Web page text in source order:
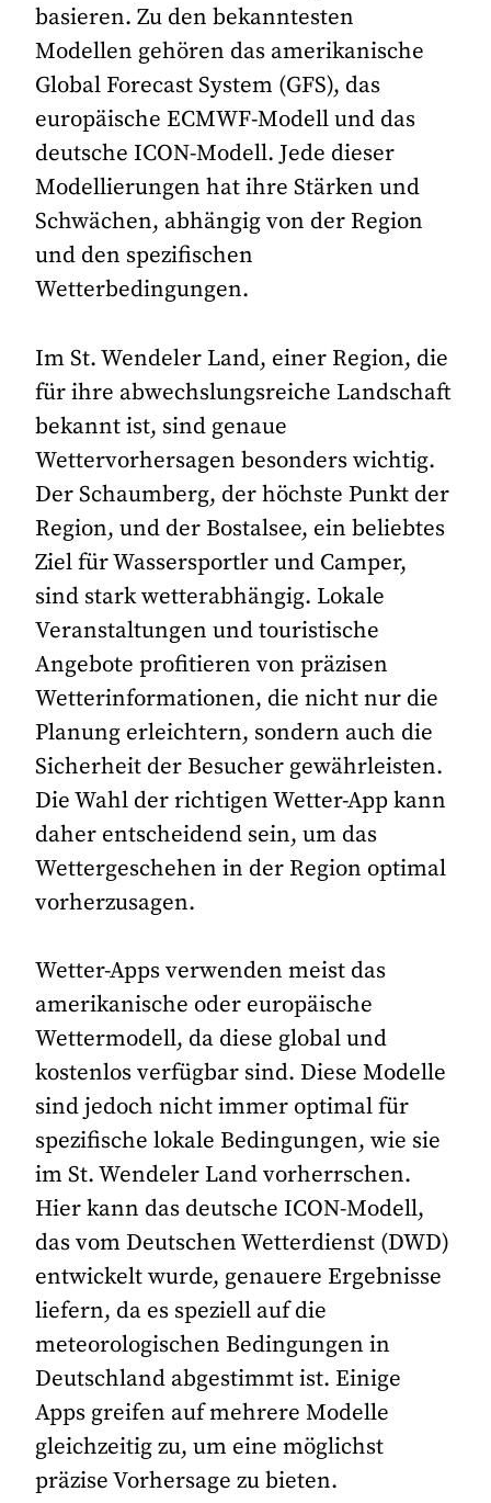
basieren. Zu den bekanntesten
Modellen gehören das amerikanische
Global Forecast System (GFS), das
europäische ECMWF-Modell und das
deutsche ICON-Modell. Jede dieser
Modellierungen hat ihre Stärken und
Schwächen, abhängig von der Region
und den spezifischen
Wetterbedingungen.
Im St. Wendeler Land, einer Region, die
für ihre abwechslungsreiche Landschaft
bekannt ist, sind genaue
Wettervorhersagen besonders wichtig.
Der Schaumberg, der höchste Punkt der
Region, und der Bostalsee, ein beliebtes
Ziel für Wassersportler und Camper,
sind stark wetterabhängig. Lokale
Veranstaltungen und touristische
Angebote profitieren von präzisen
Wetterinformationen, die nicht nur die
Planung erleichtern, sondern auch die
Sicherheit der Besucher gewährleisten.
Die Wahl der richtigen Wetter-App kann
daher entscheidend sein, um das
Wettergeschehen in der Region optimal
vorherzusagen.
Wetter-Apps verwenden meist das
amerikanische oder europäische
Wettermodell, da diese global und
kostenlos verfügbar sind. Diese Modelle
sind jedoch nicht immer optimal für
spezifische lokale Bedingungen, wie sie
im St. Wendeler Land vorherrschen.
Hier kann das deutsche ICON-Modell,
das vom Deutschen Wetterdienst (DWD)
entwickelt wurde, genauere Ergebnisse
liefern, da es speziell auf die
meteorologischen Bedingungen in
Deutschland abgestimmt ist. Einige
Apps greifen auf mehrere Modelle
gleichzeitig zu, um eine möglichst
präzise Vorhersage zu bieten.